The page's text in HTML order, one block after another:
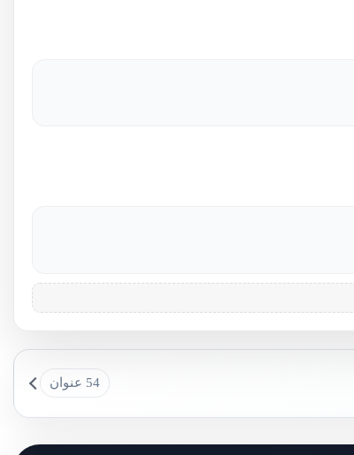
54 عنوان